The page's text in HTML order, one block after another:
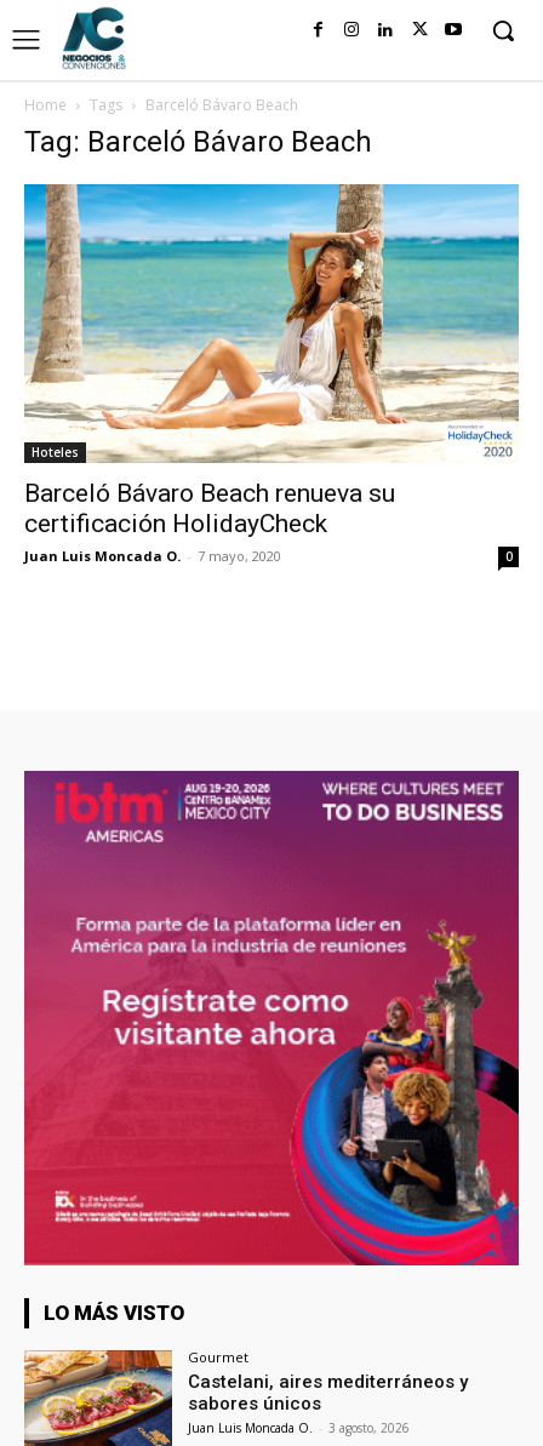
Home Tags Barceló Bávaro Beach
Tag: Barceló Bávaro Beach
Hoteles
Barceló Bávaro Beach renueva su
certificación HolidayCheck
Juan Luis Moncada O. - 7 mayo, 2020 0
LO MÁS VISTO
Gourmet
Castelani, aires mediterráneos y
sabores únicos
Juan Luis Moncada O. - 3 agosto, 2026